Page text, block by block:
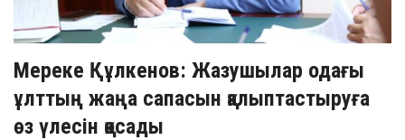
Мереке Құлкенов: Жазушылар одағы
ұлттың жаңа сапасын қалыптастыруға
өз үлесін қосады